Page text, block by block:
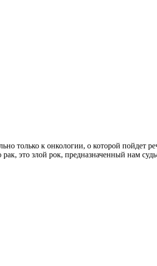
только к онкологии, о которой пойдет
это злой рок, предназначенный нам